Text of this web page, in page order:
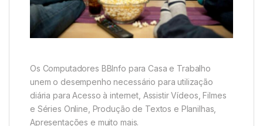
Os Computadores BBInfo para Casa e Trabalho
unem o desempenho necessário para utilização
diária para Acesso à internet, Assistir Vídeos, Filmes
e Séries Online, Produção de Textos e Planilhas,
Apresentações e muito mais.